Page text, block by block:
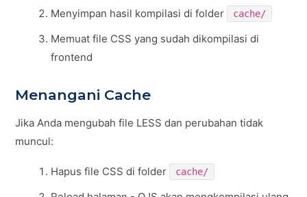
Menyimpan hasil kompilasi di folder
cache/
Memuat file CSS yang sudah dikompilasi di
frontend
Menangani Cache
Jika Anda mengubah file LESS dan perubahan tidak
muncul:
Hapus file CSS di folder cache/